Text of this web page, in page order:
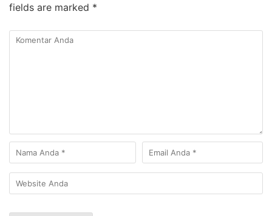
fields are marked *